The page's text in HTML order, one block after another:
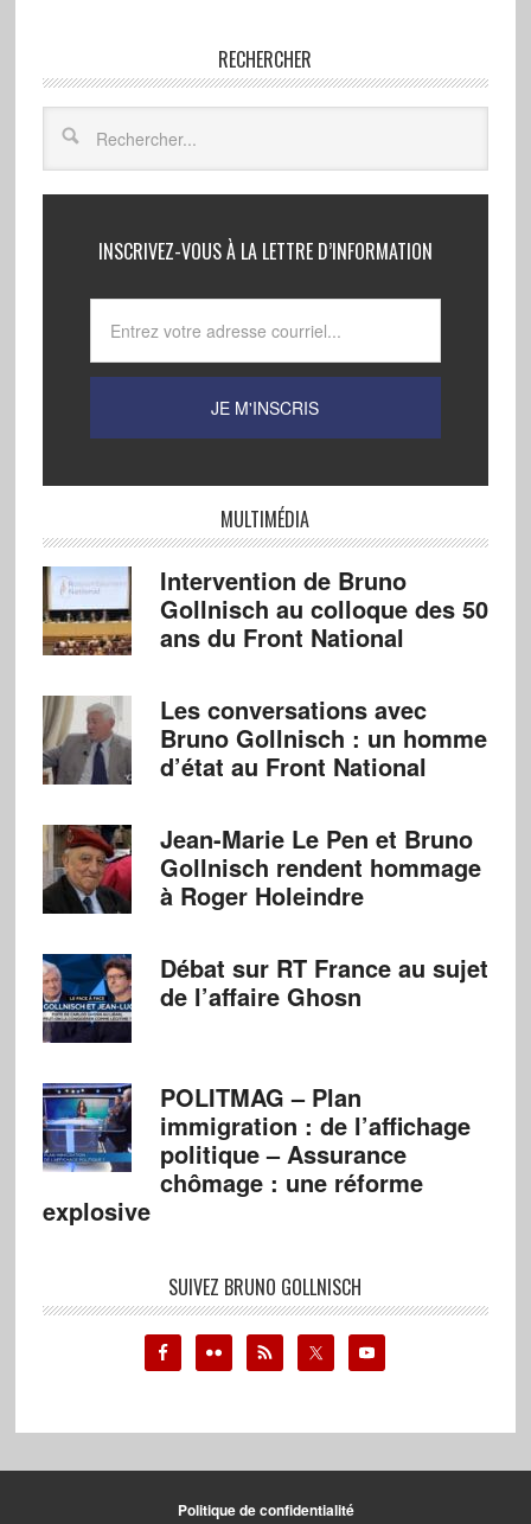
RECHERCHER
INSCRIVEZ-VOUS À LA LETTRE D’INFORMATION
MULTIMÉDIA
Intervention de Bruno
Gollnisch au colloque des 50
ans du Front National
Les conversations avec
Bruno Gollnisch : un homme
d’état au Front National
Jean-Marie Le Pen et Bruno
Gollnisch rendent hommage
à Roger Holeindre
Débat sur RT France au sujet
de l’affaire Ghosn
POLITMAG – Plan
immigration : de l’affichage
politique – Assurance
chômage : une réforme
explosive
SUIVEZ BRUNO GOLLNISCH
Politique de confidentialité